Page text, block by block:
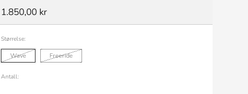
Vanlig
pris
1.850,00 kr
Størrelse:
Wave Freeride
Antall: